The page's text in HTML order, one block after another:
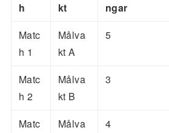
h
kt
ngar
Matc
h 1
Målva
kt A
5
Matc
h 2
Målva
kt B
3
Matc
Målva
4